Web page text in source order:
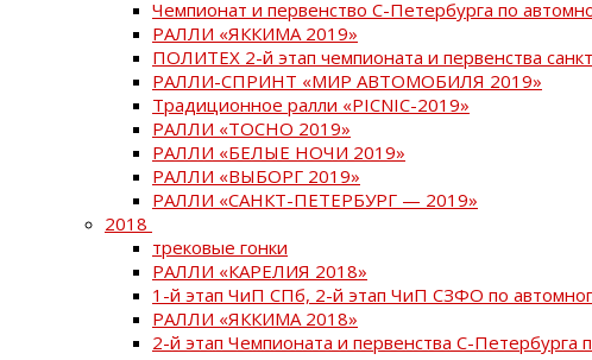
Чемпионат и первенство С-Петербурга по
РАЛЛИ «ЯККИМА 2019»
ПОЛИТЕХ 2-й этап чемпионата и первенства
РАЛЛИ-СПРИНТ «МИР АВТОМОБИЛЯ 2019»
Традиционное ралли «PICNIC-2019»
РАЛЛИ «ТОСНО 2019»
РАЛЛИ «БЕЛЫЕ НОЧИ 2019»
РАЛЛИ «ВЫБОРГ 2019»
РАЛЛИ «САНКТ-ПЕТЕРБУРГ — 2019»
2018
трековые гонки
РАЛЛИ «КАРЕЛИЯ 2018»
1-й этап ЧиП СПб, 2-й этап ЧиП СЗФО по
РАЛЛИ «ЯККИМА 2018»
2-й этап Чемпионата и первенства С-Петербурга